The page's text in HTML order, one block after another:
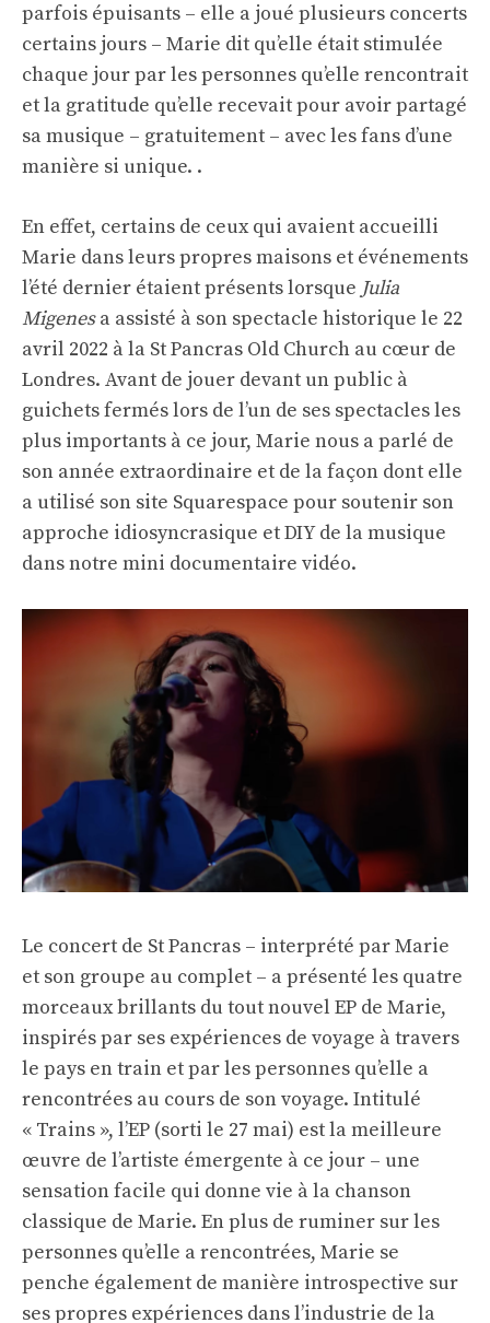
parfois épuisants – elle a joué plusieurs concerts
certains jours – Marie dit qu’elle était stimulée
chaque jour par les personnes qu’elle rencontrait
et la gratitude qu’elle recevait pour avoir partagé
sa musique – gratuitement – ​​avec les fans d’une
manière si unique. .
En effet, certains de ceux qui avaient accueilli
Marie dans leurs propres maisons et événements
l’été dernier étaient présents lorsque Julia
Migenesa assisté à son spectacle historique le 22
avril 2022 à la St Pancras Old Church au cœur de
Londres. Avant de jouer devant un public à
guichets fermés lors de l’un de ses spectacles les
plus importants à ce jour, Marie nous a parlé de
son année extraordinaire et de la façon dont elle
a utilisé son site Squarespace pour soutenir son
approche idiosyncrasique et DIY de la musique
dans notre mini documentaire vidéo.
Le concert de St Pancras – interprété par Marie
et son groupe au complet – a présenté les quatre
morceaux brillants du tout nouvel EP de Marie,
inspirés par ses expériences de voyage à travers
le pays en train et par les personnes qu’elle a
rencontrées au cours de son voyage. Intitulé
« Trains », l’EP (sorti le 27 mai) est la meilleure
œuvre de l’artiste émergente à ce jour – une
sensation facile qui donne vie à la chanson
classique de Marie. En plus de ruminer sur les
personnes qu’elle a rencontrées, Marie se
penche également de manière introspective sur
ses propres expériences dans l’industrie de la